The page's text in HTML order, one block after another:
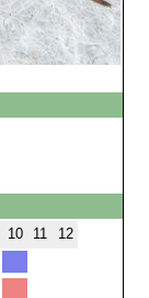
10 11
12